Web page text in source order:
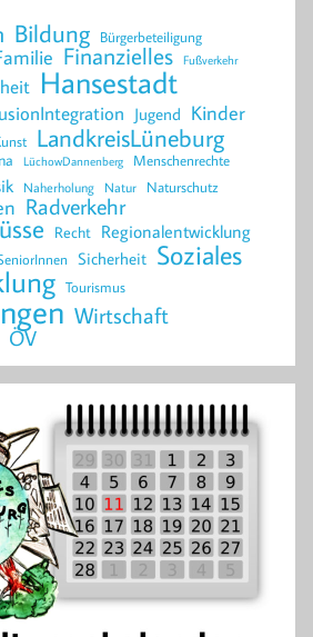
Bildung Bürgerbeteiligung
Finanzielles Fußverkehr
Hansestadt
Jugend Kinder
LandkreisLüneburg
LüchowDannenberg Menschenrechte
Naherholung Natur Naturschutz
Radverkehr
Recht Regionalentwicklung
Sicherheit Soziales
Tourismus
Wirtschaft
ÖV